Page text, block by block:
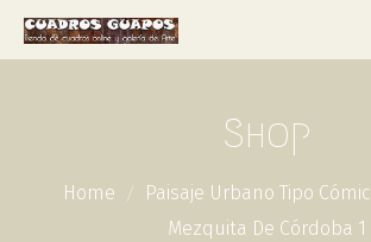
Shop
Home Paisaje Urbano Tipo Cómic
Mezquita De Córdoba 1